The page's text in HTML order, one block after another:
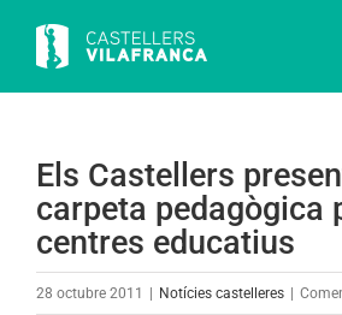
content
Els Castellers
carpeta pedagògica
centres educatius
28 octubre 2011 Notícies castelleres